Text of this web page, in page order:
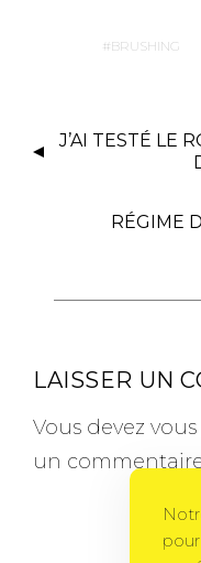
BRUSHING
J’AI TESTÉ LE
RÉGIME
LAISSER UN
Vous devez
un